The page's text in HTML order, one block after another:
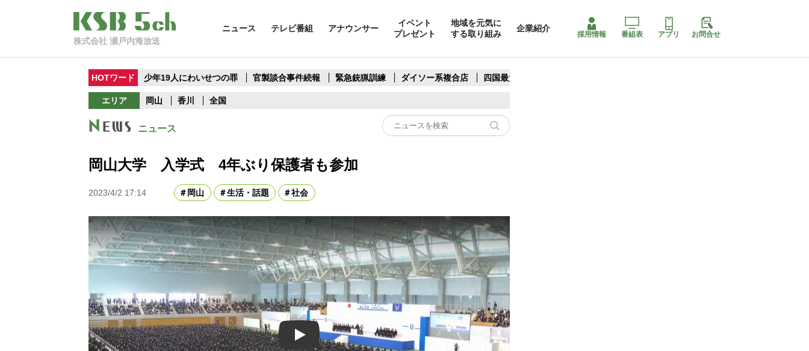
株式会社 瀬戸内海放送
ニュース テレビ番組 アナウンサー
イベント
プレゼント
地域を元気に
する取り組み
企業紹介
採用情報 番組表 アプリ お問合せ
HOTワード 少年19人にわいせつの罪 官製談合事件続報 緊急銃猟訓練 ダイソー系複合店 四国最大スリコ
エリア 岡山 香川 全国
ニュース
岡山大学 入学式 4年ぶり保護者も参加
2023/4/2 17:14 岡山 生活・話題 社会
Play